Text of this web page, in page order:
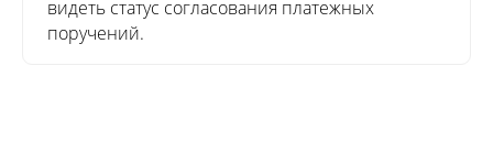
видеть статус согласования платежных
поручений.